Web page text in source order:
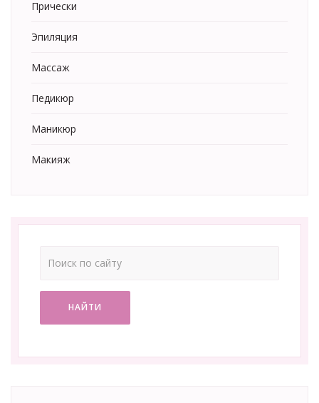
Прически
Эпиляция
Массаж
Педикюр
Маникюр
Макияж
НАЙТИ